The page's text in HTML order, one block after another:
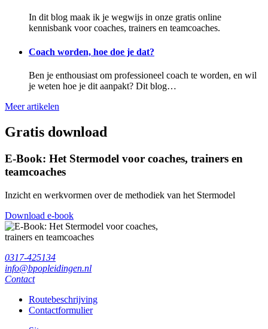
In dit blog maak ik je wegwijs in onze gratis online
kennisbank voor coaches, trainers en teamcoaches.
Coach worden, hoe doe je dat?
Ben je enthousiast om professioneel coach te worden, en wil
je weten hoe je dit aanpakt? Dit blog…
Meer artikelen
Gratis download
E-Book: Het Stermodel voor coaches, trainers en
teamcoaches
Inzicht en werkvormen over de methodiek van het Stermodel
Download e-book
0317-425134
info@bpopleidingen.nl
Contact
Routebeschrijving
Contactformulier